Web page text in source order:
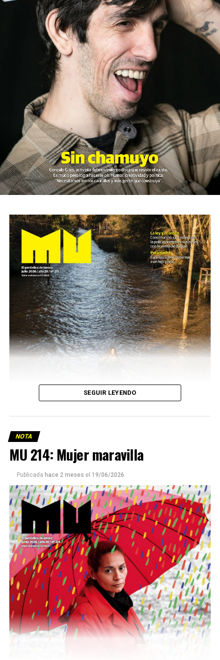
Este número 215 de MU ☝️viene con doble tapa, que
podría ser una frase:
Sin chamuyo, a remarla.
Descargar la Mu en PDF
SEGUIR LEYENDO
NOTA
MU 214: Mujer maravilla
Publicada hace 2 meses el 19/06/2026